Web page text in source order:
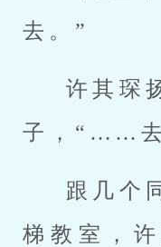
去。”
许其琛
子，“……
跟几个
梯教室，